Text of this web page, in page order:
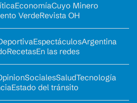
EconomíaCuyo Minero
VerdeRevista OH
EspectáculosArgentina
RecetasEn las redes
SocialesSaludTecnología
Estado del tránsito